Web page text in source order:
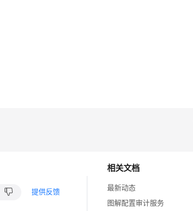
相关文档
最新动态
图解配置审计服务
提供反馈